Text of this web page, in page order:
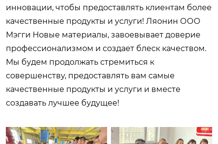
инновации, чтобы предоставлять клиентам более
качественные продукты и услуги! Ляонин ООО
Мэгги Новые материалы, завоевывает доверие
профессионализмом и создает блеск качеством.
Мы будем продолжать стремиться к
совершенству, предоставлять вам самые
качественные продукты и услуги и вместе
создавать лучшее будущее!